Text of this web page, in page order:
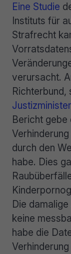
Eine Studie
Instituts für
Strafrecht
verursacht.
Richterbund,
Bericht gebe
durch den
habe. Dies
Die
keine
habe die